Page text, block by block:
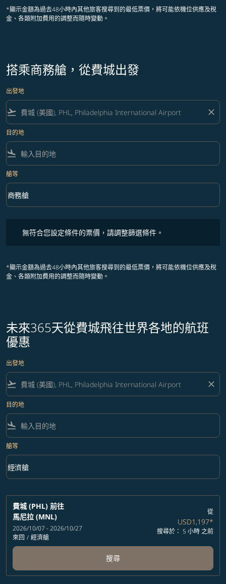
*顯示金額為過去48小時內其他旅客搜尋到的最低票價，將可能依機位供應及稅
金、各類附加費用的調整而隨時變動。
搭乘商務艙，從費城出發
出發地
flight_takeoff close
目的地
flight_land
艙等
艙等 option 商務艙 Selected
商務艙
keyboard_arrow_down
無符合您設定條件的票價，請調整篩選條件。
*顯示金額為過去48小時內其他旅客搜尋到的最低票價，將可能依機位供應及稅
金、各類附加費用的調整而隨時變動。
未來365天從費城飛往世界各地的航班
優惠
出發地
flight_takeoff close
目的地
flight_land
艙等
艙等 option 經濟艙 Selected
經濟艙
keyboard_arrow_down
費城 (PHL) 前往
馬尼拉 (MNL)
2026/10/07 - 2026/10/27
來回 / 經濟艙
從
USD1,197*
搜尋於： 5 小時 之前
搜尋